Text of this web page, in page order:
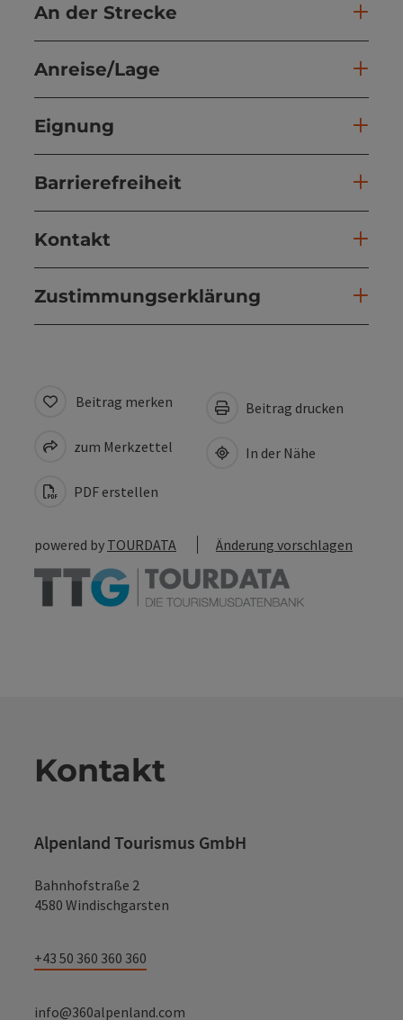
An der Strecke
Anreise/Lage
Eignung
Barrierefreiheit
Kontakt
Zustimmungserklärung
Beitrag merken
zum Merkzettel
PDF erstellen
Beitrag drucken
In der Nähe
powered by TOURDATA Änderung vorschlagen
Kontakt
Alpenland Tourismus GmbH
Bahnhofstraße 2
4580 Windischgarsten
+43 50 360 360 360
info@360alpenland.com